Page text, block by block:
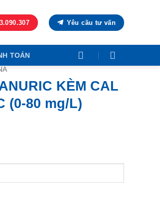
Yêu cầu tư vấn
TOÁN
KÈM CAL
(0-80 mg/L)